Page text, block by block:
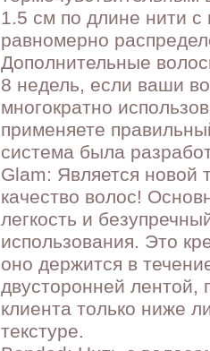
1.5 см по длине нити
равномерно
Дополнительные
8 недель, если ваши
многократно
применяете
система была
Glam: Является новой
качество волос!
легкость и
использования. Это
оно держится в
двусторонней лентой,
клиента только ниже
текстуре.